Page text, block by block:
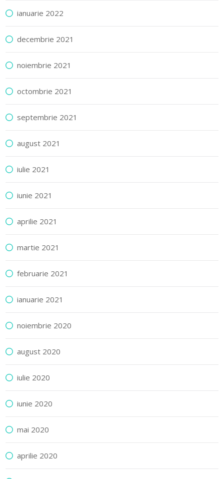
ianuarie 2022
decembrie 2021
noiembrie 2021
octombrie 2021
septembrie 2021
august 2021
iulie 2021
iunie 2021
aprilie 2021
martie 2021
februarie 2021
ianuarie 2021
noiembrie 2020
august 2020
iulie 2020
iunie 2020
mai 2020
aprilie 2020